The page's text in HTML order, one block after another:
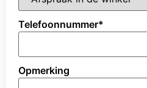
Telefoonnummer*
Opmerking